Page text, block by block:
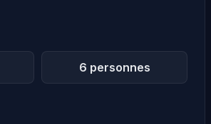
6 personnes